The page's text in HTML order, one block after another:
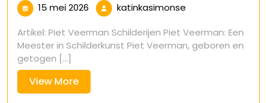
15 mei 2026 15
mei
2026
katinkasimonse
Artikel: Piet Veerman Schilderijen Piet Veerman: Een
Meester in Schilderkunst Piet Veerman, geboren en
getogen [...]
View MoreView
More